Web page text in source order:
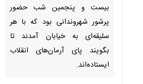
بیست‌ و پنجمین شب حضور
پرشور شهروندانی بود که با هر
سلیقه‌ای به خیابان آمدند تا
بگویند پای آرمان‌های انقلاب
ایستاده‌اند.